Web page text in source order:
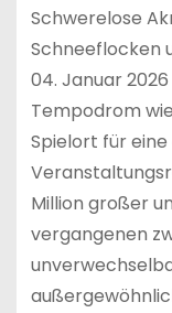
Schwerelose
Schneeflocken
04. Januar
Tempodrom
Spielort für
Million großer
vergangenen